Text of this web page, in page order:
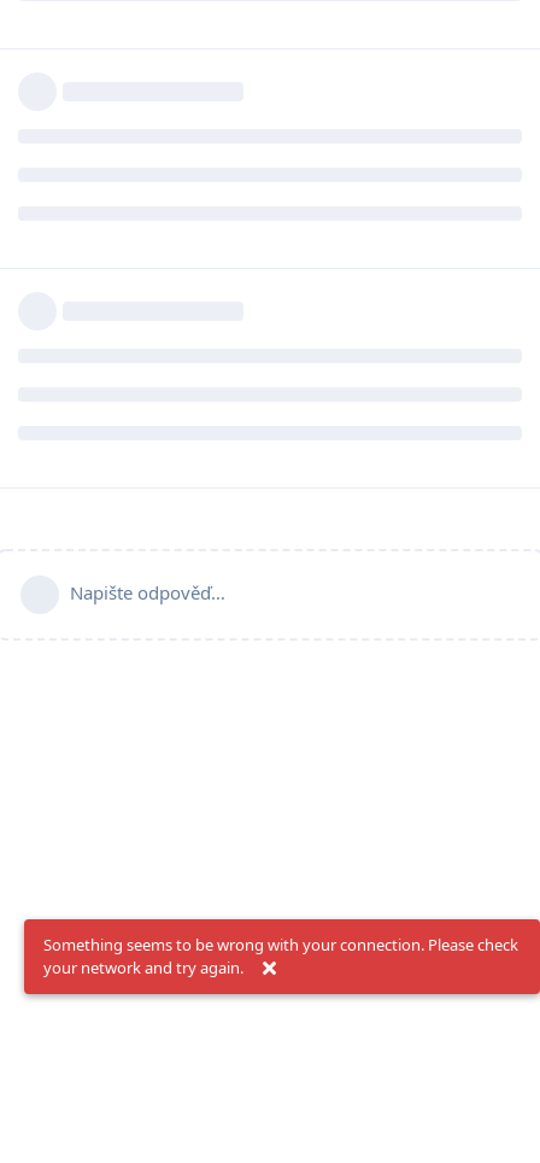
Napište odpověď…
Something seems to be wrong with your connection. Please check
your network and try again.